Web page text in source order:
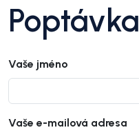
Poptávka
Vaše jméno
Vaše e-mailová adresa